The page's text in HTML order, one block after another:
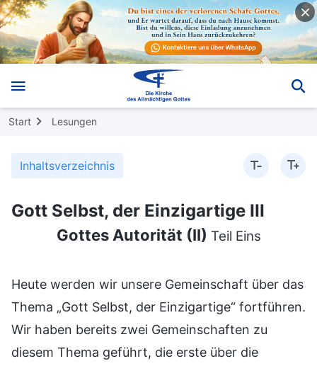
Start Lesungen
Inhaltsverzeichnis
Gott Selbst, der Einzigartige III
Gottes Autorität (II) Teil Eins
Heute werden wir unsere Gemeinschaft über das
Thema „Gott Selbst, der Einzigartige“ fortführen.
Wir haben bereits zwei Gemeinschaften zu
diesem Thema geführt, die erste über die